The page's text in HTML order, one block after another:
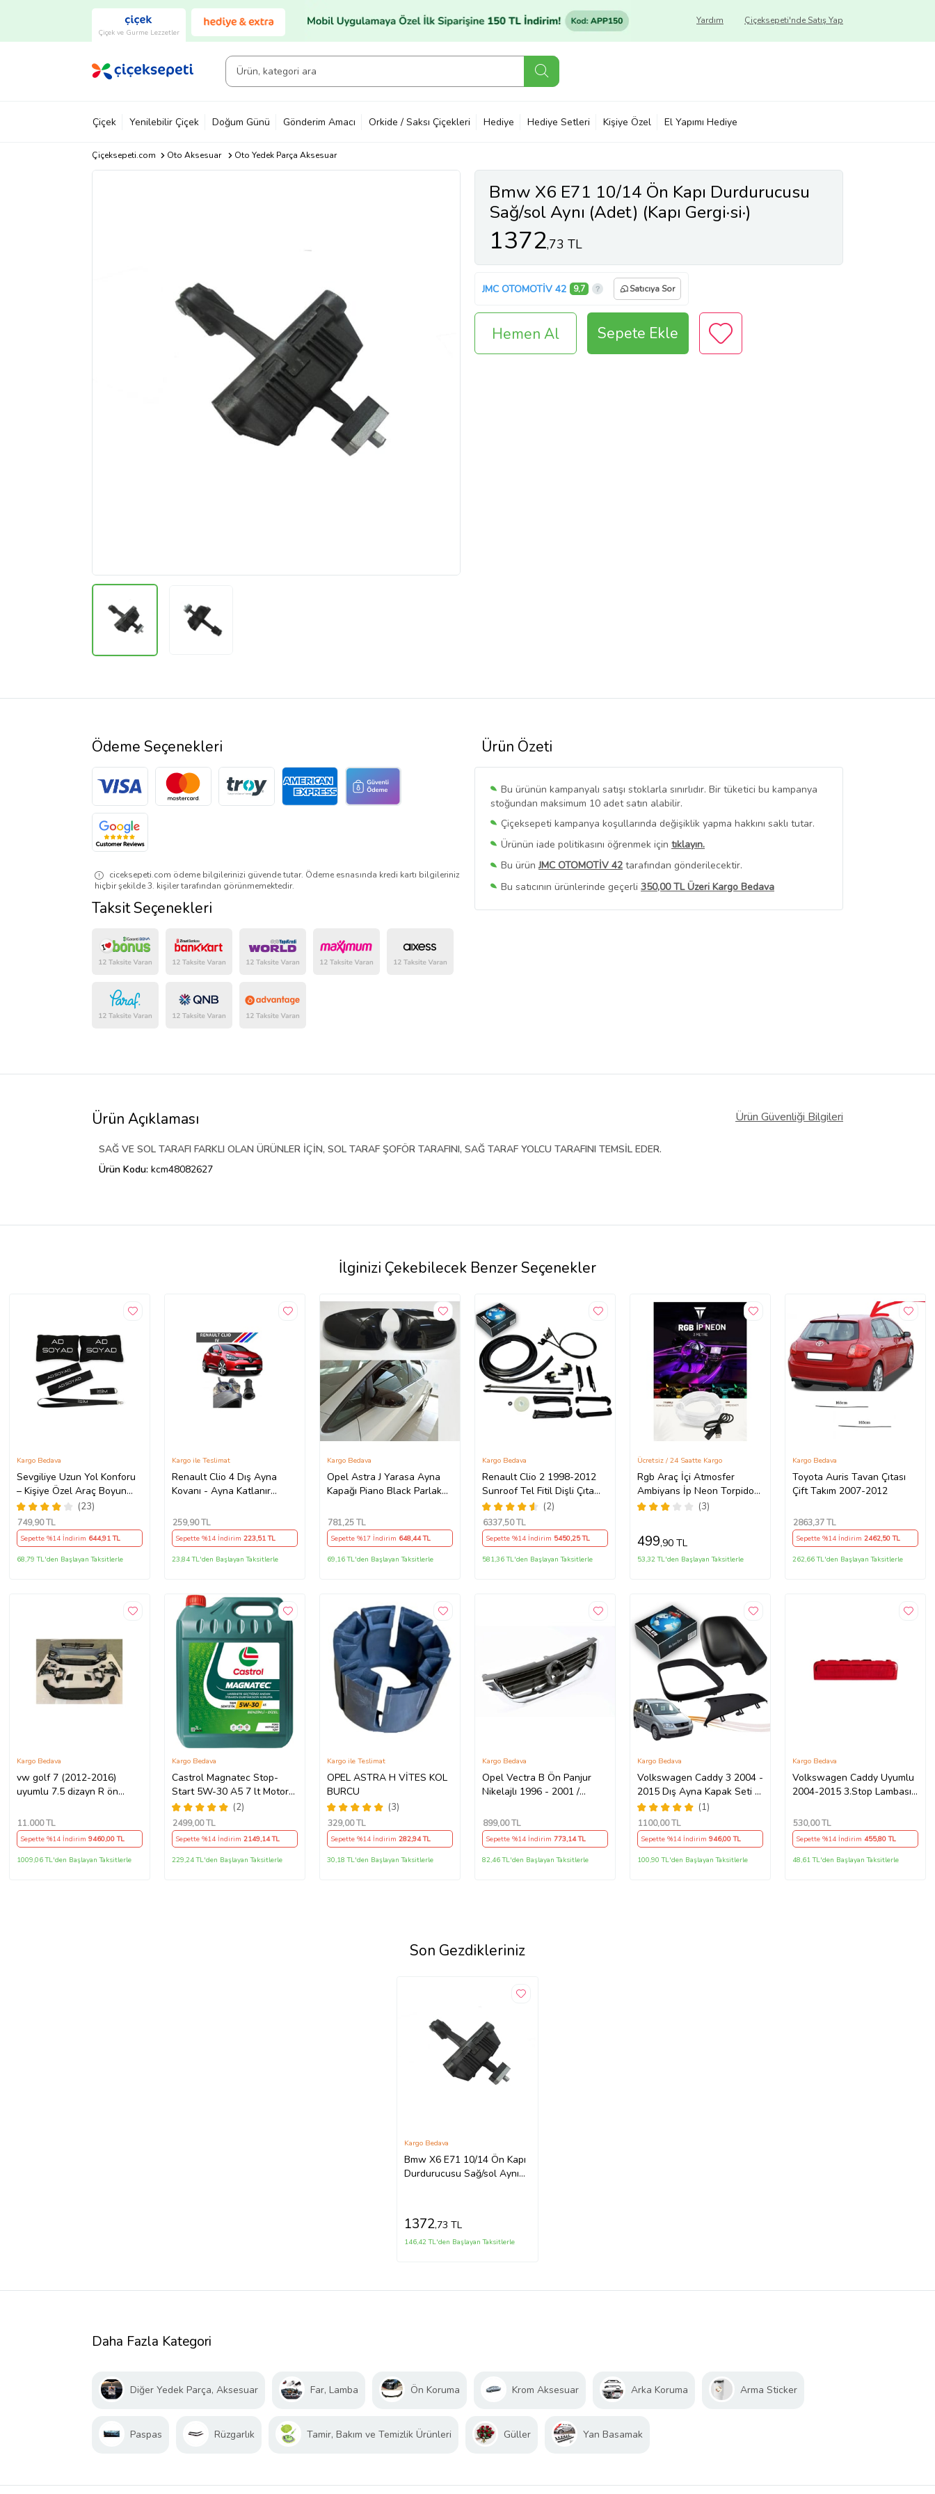
Çiçek ve Gurme Lezzetler
Çiçeksepeti'nde Satış Yap
Yardım
Çiçek Yenilebilir Çiçek Doğum Günü Gönderim Amacı Orkide / Saksı Çiçekleri Hediye Hediye Setleri Kişiye Özel El Yapımı Hediye
Çiçeksepeti.com Oto Aksesuar Oto Yedek Parça Aksesuar
Bmw X6 E71 10/14 Ön Kapı Durdurucusu
Sağ/sol Aynı (Adet) (Kapı Gergi·si·)
1372,73 TL
JMC OTOMOTİV 42 9,7 Satıcıya Sor
Hemen Al Sepete Ekle
Ürün Özeti
Bu ürünün kampanyalı satışı stoklarla sınırlıdır. Bir tüketici bu kampanya
stoğundan maksimum 10 adet satın alabilir.
Çiçeksepeti kampanya koşullarında değişiklik yapma hakkını saklı tutar.
Ürünün iade politikasını öğrenmek için tıklayın.
Bu ürünJMC OTOMOTİV 42 tarafından gönderilecektir.
Bu satıcının ürünlerinde geçerli 350,00 TL Üzeri Kargo Bedava
Bu SatıcınınTüm Ürünlerini Görüntüle
Ödeme Seçenekleri
ciceksepeti.com ödeme bilgilerinizi güvende tutar. Ödeme esnasında kredi kartı bilgileriniz
hiçbir şekilde 3. kişiler tarafından görünmemektedir.
Taksit Seçenekleri
Ürün Açıklaması Ürün Güvenliği Bilgileri
SAĞ VE SOL TARAFI FARKLI OLAN ÜRÜNLER İÇİN, SOL TARAF ŞOFÖR TARAFINI, SAĞ TARAF YOLCU TARAFINI TEMSİL EDER.
Ürün Kodu: kcm48082627
İlginizi Çekebilecek Benzer Seçenekler
Sevgiliye Uzun Yol Konforu
– Kişiye Özel Araç Boyun
Yastığı & Kemer Pedi Hediye
Seti
(23)
Kargo Bedava
749,90 TL
Sepette %14 İndirim 644,91 TL
68,79 TL'den Başlayan Taksitlerle
Renault Clio 4 Dış Ayna
Kovanı - Ayna Katlanır
490307706 M3625
Kargo ile Teslimat
259,90 TL
Sepette %14 İndirim 223,51 TL
23,84 TL'den Başlayan Taksitlerle
Opel Astra J Yarasa Ayna
Kapağı Piano Black Parlak
Kargo Bedava
781,25 TL
Sepette %17 İndirim 648,44 TL
69,16 TL'den Başlayan Taksitlerle
Renault Clio 2 1998-2012
Sunroof Tel Fitil Dişli Çıta
Ayak Seti
(2)
Kargo Bedava
6337,50 TL
Sepette %14 İndirim 5450,25 TL
581,36 TL'den Başlayan Taksitlerle
Rgb Araç İçi Atmosfer
Ambiyans İp Neon Torpido
Led 3 Metre USB Girişli
(3)
Ücretsiz / 24 Saatte Kargo
499,90 TL
53,32 TL'den Başlayan Taksitlerle
Toyota Auris Tavan Çıtası
Çift Takım 2007-2012
Kargo Bedava
2863,37 TL
Sepette %14 İndirim2462,50 TL
262,66 TL'den Başlayan Taksitlerle
vw golf 7 (2012-2016)
uyumlu 7.5 dizayn R ön
Kargo Bedava
11.000TL
Sepette %14 İndirim 9460,00 TL
1009,06 TL'den Başlayan Taksitlerle
Castrol Magnatec Stop-
Start 5W-30 A5 7 lt Motor
Yağı Ü.T 2024 (2)
Kargo Bedava
2499,00 TL
Sepette %14 İndirim 2149,14 TL
229,24 TL'den Başlayan Taksitlerle
OPEL ASTRA H VİTES KOL
BURCU
(3)
Kargo ile Teslimat
329,00 TL
Sepette %14 İndirim 282,94 TL
30,18 TL'den Başlayan Taksitlerle
Opel Vectra B Ön Panjur
Nikelajlı 1996 - 2001 /
Kargo Bedava
899,00 TL
Sepette %14 İndirim 773,14 TL
82,46 TL'den Başlayan Taksitlerle
Volkswagen Caddy 3 2004 -
2015 Dış Ayna Kapak Seti -
Sol 7E18575289 B9
(1)
Kargo Bedava
1100,00 TL
Sepette %14 İndirim946,00 TL
100,90 TL'den Başlayan Taksitlerle
Volkswagen Caddy Uyumlu
2004-2015 3.Stop Lambası
Kargo Bedava
530,00 TL
Sepette %14 İndirim 455,80 TL
48,61 TL'den Başlayan Taksitlerle
Son Gezdikleriniz
Bmw X6 E71 10/14 Ön Kapı
Durdurucusu Sağ/sol Aynı
Kargo Bedava
1372,73 TL
146,42 TL'den Başlayan Taksitlerle
Daha Fazla Kategori
Diğer Yedek Parça, Aksesuar Far, Lamba Ön Koruma Krom Aksesuar Arka Koruma Arma Sticker
Paspas Rüzgarlık Tamir, Bakım ve Temizlik Ürünleri Güller Yan Basamak